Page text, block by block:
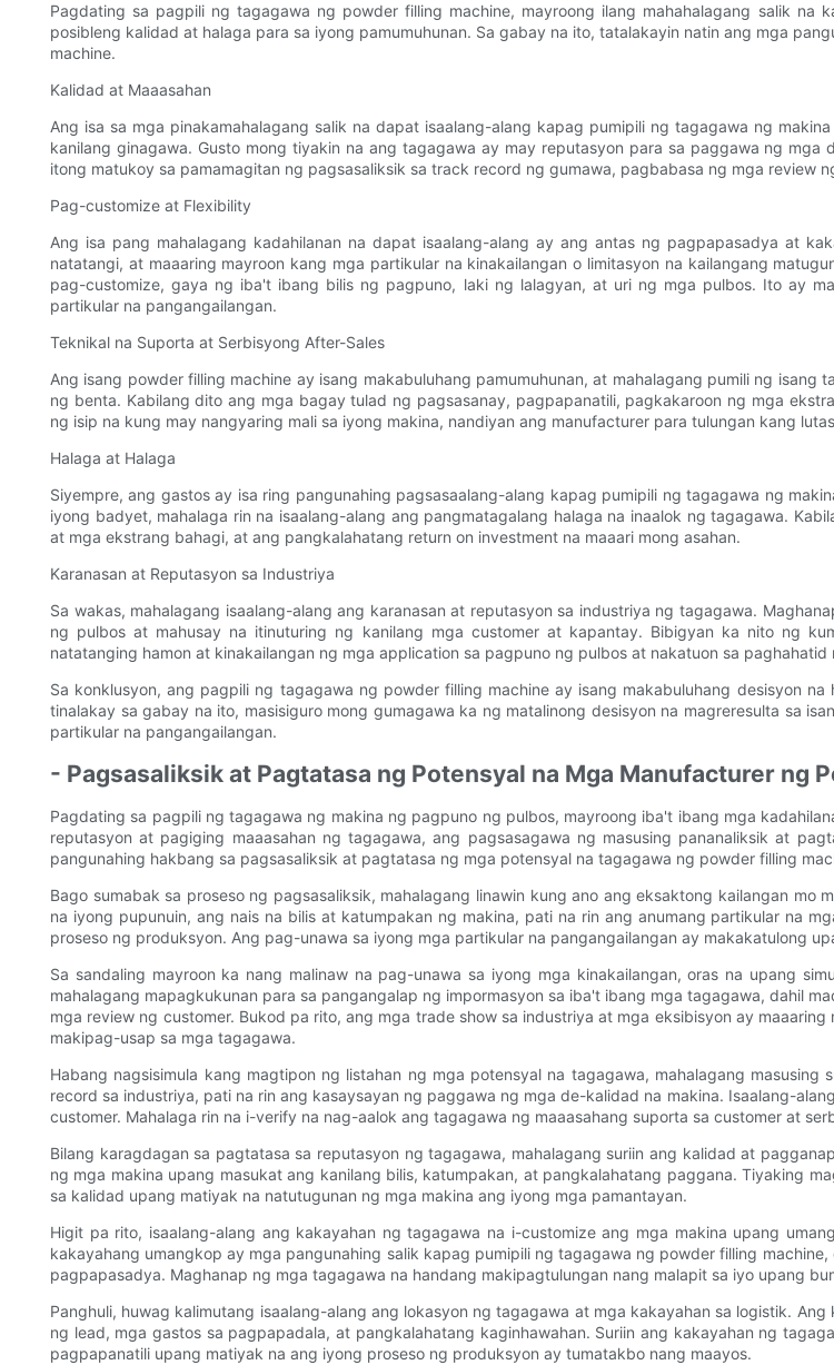
Pagdating sa pagpili ng tagagawa ng powder filling machine, mayroong ilang mahahalagang salik na
posibleng kalidad at halaga para sa iyong pamumuhunan. Sa gabay na ito, tatalakayin natin ang mga
machine.
Kalidad at Maaasahan
Ang isa sa mga pinakamahalagang salik na dapat isaalang-alang kapag pumipili ng tagagawa ng
kanilang ginagawa. Gusto mong tiyakin na ang tagagawa ay may reputasyon para sa paggawa ng
itong matukoy sa pamamagitan ng pagsasaliksik sa track record ng gumawa, pagbabasa ng mga review
Pag-customize at Flexibility
Ang isa pang mahalagang kadahilanan na dapat isaalang-alang ay ang antas ng pagpapasadya at
natatangi, at maaaring mayroon kang mga partikular na kinakailangan o limitasyon na kailangang
pag-customize, gaya ng iba't ibang bilis ng pagpuno, laki ng lalagyan, at uri ng mga pulbos. Ito ay
partikular na pangangailangan.
Teknikal na Suporta at Serbisyong After-Sales
Ang isang powder filling machine ay isang makabuluhang pamumuhunan, at mahalagang pumili ng
ng benta. Kabilang dito ang mga bagay tulad ng pagsasanay, pagpapanatili, pagkakaroon ng mga
ng isip na kung may nangyaring mali sa iyong makina, nandiyan ang manufacturer para tulungan kang
Halaga at Halaga
Siyempre, ang gastos ay isa ring pangunahing pagsasaalang-alang kapag pumipili ng tagagawa ng
iyong badyet, mahalaga rin na isaalang-alang ang pangmatagalang halaga na inaalok ng tagagawa.
at mga ekstrang bahagi, at ang pangkalahatang return on investment na maaari mong asahan.
Karanasan at Reputasyon sa Industriya
Sa wakas, mahalagang isaalang-alang ang karanasan at reputasyon sa industriya ng tagagawa.
ng pulbos at mahusay na itinuturing ng kanilang mga customer at kapantay. Bibigyan ka nito ng
natatanging hamon at kinakailangan ng mga application sa pagpuno ng pulbos at nakatuon sa
Sa konklusyon, ang pagpili ng tagagawa ng powder filling machine ay isang makabuluhang desisyon
tinalakay sa gabay na ito, masisiguro mong gumagawa ka ng matalinong desisyon na magreresulta sa
partikular na pangangailangan.
- Pagsasaliksik at Pagtatasa ng Potensyal na Mga Manufacturer ng
Pagdating sa pagpili ng tagagawa ng makina ng pagpuno ng pulbos, mayroong iba't ibang mga
reputasyon at pagiging maaasahan ng tagagawa, ang pagsasagawa ng masusing pananaliksik at
pangunahing hakbang sa pagsasaliksik at pagtatasa ng mga potensyal na tagagawa ng powder filling
Bago sumabak sa proseso ng pagsasaliksik, mahalagang linawin kung ano ang eksaktong kailangan
na iyong pupunuin, ang nais na bilis at katumpakan ng makina, pati na rin ang anumang partikular na
proseso ng produksyon. Ang pag-unawa sa iyong mga partikular na pangangailangan ay makakatulong
Sa sandaling mayroon ka nang malinaw na pag-unawa sa iyong mga kinakailangan, oras na upang
mahalagang mapagkukunan para sa pangangalap ng impormasyon sa iba't ibang mga tagagawa, dahil
mga review ng customer. Bukod pa rito, ang mga trade show sa industriya at mga eksibisyon ay
makipag-usap sa mga tagagawa.
Habang nagsisimula kang magtipon ng listahan ng mga potensyal na tagagawa, mahalagang
record sa industriya, pati na rin ang kasaysayan ng paggawa ng mga de-kalidad na makina. Isaalang-
customer. Mahalaga rin na i-verify na nag-aalok ang tagagawa ng maaasahang suporta sa customer at
Bilang karagdagan sa pagtatasa sa reputasyon ng tagagawa, mahalagang suriin ang kalidad at
ng mga makina upang masukat ang kanilang bilis, katumpakan, at pangkalahatang paggana. Tiyaking
sa kalidad upang matiyak na natutugunan ng mga makina ang iyong mga pamantayan.
Higit pa rito, isaalang-alang ang kakayahan ng tagagawa na i-customize ang mga makina upang
kakayahang umangkop ay mga pangunahing salik kapag pumipili ng tagagawa ng powder filling
pagpapasadya. Maghanap ng mga tagagawa na handang makipagtulungan nang malapit sa iyo upang
Panghuli, huwag kalimutang isaalang-alang ang lokasyon ng tagagawa at mga kakayahan sa logistik.
ng lead, mga gastos sa pagpapadala, at pangkalahatang kaginhawahan. Suriin ang kakayahan ng
pagpapanatili upang matiyak na ang iyong proseso ng produksyon ay tumatakbo nang maayos.